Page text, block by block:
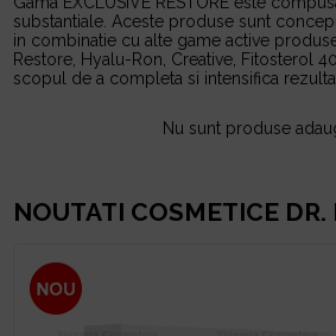
substantiale. Aceste produse sunt
in combinatie cu alte game active
Restore, Hyalu-Ron, Creative, Fitosterol
scopul de a completa si intensifica
Nu sunt produse
NOUTATI COSMETICE DR.